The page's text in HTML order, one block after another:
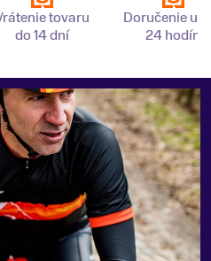
tovaru
do 14 dní
Doručenie už
24 hodín